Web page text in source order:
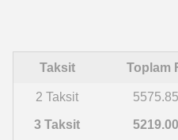
Taksit Toplam
2 Taksit 5575.85
3 Taksit